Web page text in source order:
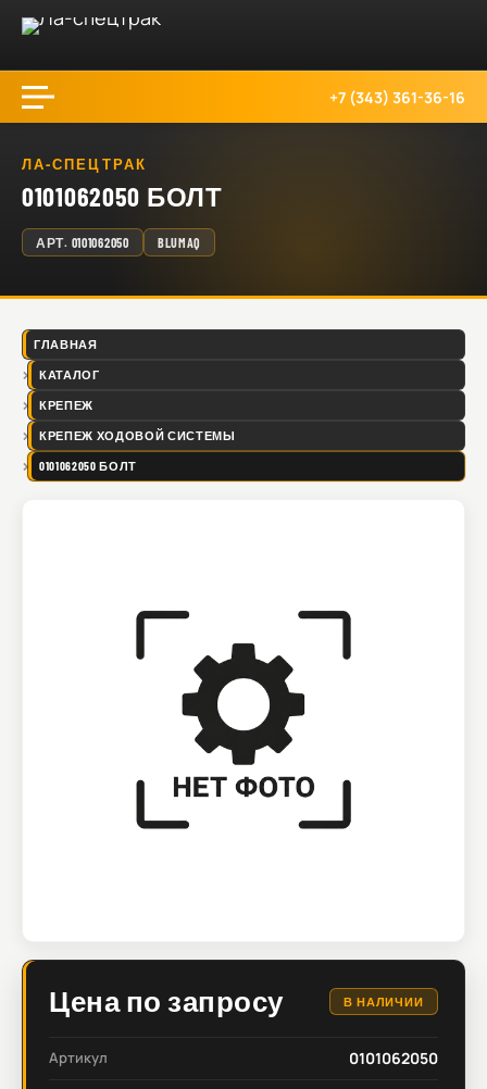
+7 (343) 361-36-16
ЛА-СПЕЦТРАК
0101062050 БОЛТ
АРТ. 0101062050 BLUMAQ
ГЛАВНАЯ
КАТАЛОГ
КРЕПЕЖ
КРЕПЕЖ ХОДОВОЙ СИСТЕМЫ
0101062050 БОЛТ
Цена по запросу В НАЛИЧИИ
Артикул 0101062050